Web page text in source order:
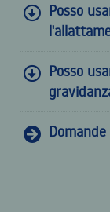
Posso
Posso